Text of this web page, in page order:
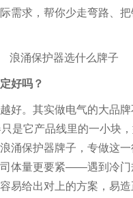
需求，帮你少走弯路、把
好吗？
好。其实做电气的大品
是它产品线里的一小块
涌保护器牌子，专做这
体量更要紧——遇到冷门
易给出对上的方案，易